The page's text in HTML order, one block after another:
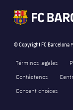
© Copyright FC Barcelona
Términos legales
Contáctenos
Consent choices